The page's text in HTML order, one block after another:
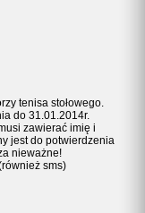
tenisa stołowego.
do 31.01.2014r.
zawierać imię i
jest do potwierdzenia
nieważne!
sms)